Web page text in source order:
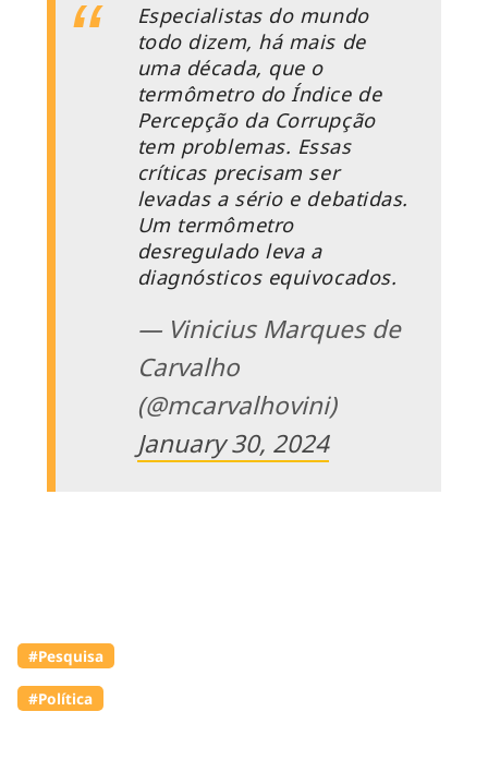
Especialistas do mundo
todo dizem, há mais de
uma década, que o
termômetro do Índice de
Percepção da Corrupção
tem problemas. Essas
críticas precisam ser
levadas a sério e debatidas.
Um termômetro
desregulado leva a
diagnósticos equivocados.
— Vinicius Marques de
Carvalho
(@mcarvalhovini)
January 30, 2024
#Pesquisa
#Política